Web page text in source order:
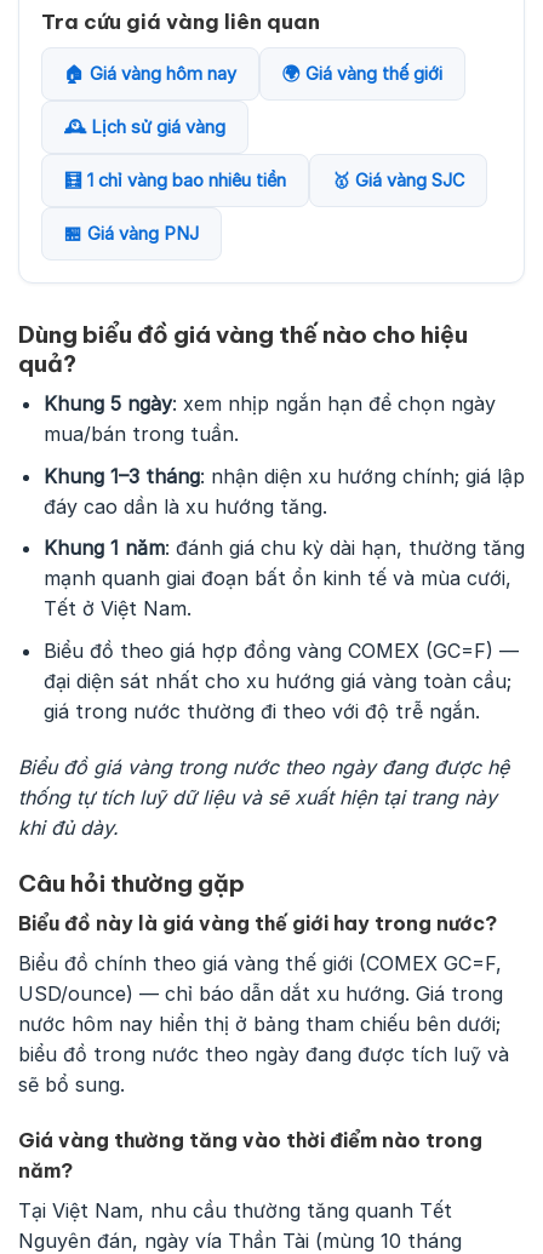
Tra cứu giá vàng liên quan
🏠 Giá vàng hôm nay 🌍 Giá vàng thế giới
🕰️ Lịch sử giá vàng
🧮 1 chỉ vàng bao nhiêu tiền 🥇 Giá vàng SJC
🏪 Giá vàng PNJ
Dùng biểu đồ giá vàng thế nào cho hiệu
quả?
Khung 5 ngày: xem nhịp ngắn hạn để chọn ngày
mua/bán trong tuần.
Khung 1–3 tháng: nhận diện xu hướng chính; giá lập
đáy cao dần là xu hướng tăng.
Khung 1 năm: đánh giá chu kỳ dài hạn, thường tăng
mạnh quanh giai đoạn bất ổn kinh tế và mùa cưới,
Tết ở Việt Nam.
Biểu đồ theo giá hợp đồng vàng COMEX (GC=F) —
đại diện sát nhất cho xu hướng giá vàng toàn cầu;
giá trong nước thường đi theo với độ trễ ngắn.
Biểu đồ giá vàng trong nước theo ngày đang được hệ
thống tự tích luỹ dữ liệu và sẽ xuất hiện tại trang này
khi đủ dày.
Câu hỏi thường gặp
Biểu đồ này là giá vàng thế giới hay trong nước?
Biểu đồ chính theo giá vàng thế giới (COMEX GC=F,
USD/ounce) — chỉ báo dẫn dắt xu hướng. Giá trong
nước hôm nay hiển thị ở bảng tham chiếu bên dưới;
biểu đồ trong nước theo ngày đang được tích luỹ và
sẽ bổ sung.
Giá vàng thường tăng vào thời điểm nào trong
năm?
Tại Việt Nam, nhu cầu thường tăng quanh Tết
Nguyên đán, ngày vía Thần Tài (mùng 10 tháng